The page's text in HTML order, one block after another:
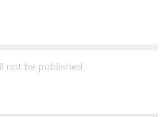
not be published.